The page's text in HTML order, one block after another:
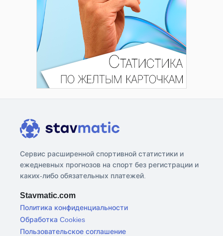
Сервис расширенной спортивной статистики и
ежедневных прогнозов на спорт без регистрации и
каких-либо обязательных платежей.
Stavmatic.com
Политика конфиденциальности
Обработка Cookies
Пользовательское соглашение